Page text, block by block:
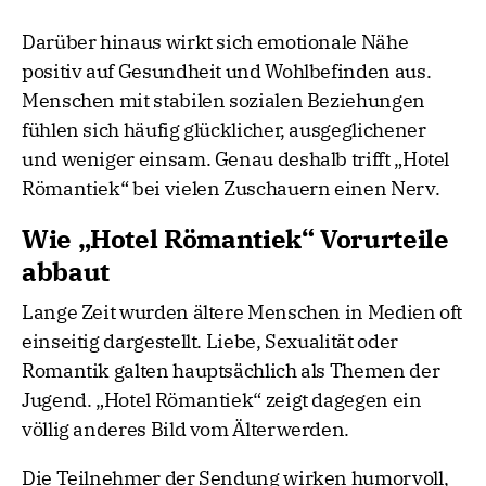
Darüber hinaus wirkt sich emotionale Nähe
positiv auf Gesundheit und Wohlbefinden aus.
Menschen mit stabilen sozialen Beziehungen
fühlen sich häufig glücklicher, ausgeglichener
und weniger einsam. Genau deshalb trifft „Hotel
Römantiek“ bei vielen Zuschauern einen Nerv.
Wie „Hotel Römantiek“ Vorurteile
abbaut
Lange Zeit wurden ältere Menschen in Medien oft
einseitig dargestellt. Liebe, Sexualität oder
Romantik galten hauptsächlich als Themen der
Jugend. „Hotel Römantiek“ zeigt dagegen ein
völlig anderes Bild vom Älterwerden.
Die Teilnehmer der Sendung wirken humorvoll,